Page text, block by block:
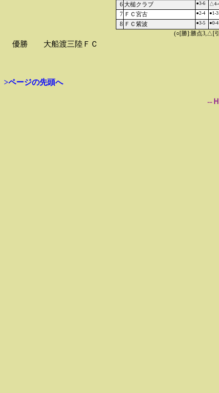
6 大槌クラブ ●3-6 △4-
7 ＦＣ宮古 ●2-4 ●1-3
8 ＦＣ紫波 ●3-5 ●0-4
(○[勝]:勝点3,△[
優勝 大船渡三陸ＦＣ
>ページの先頭へ
--